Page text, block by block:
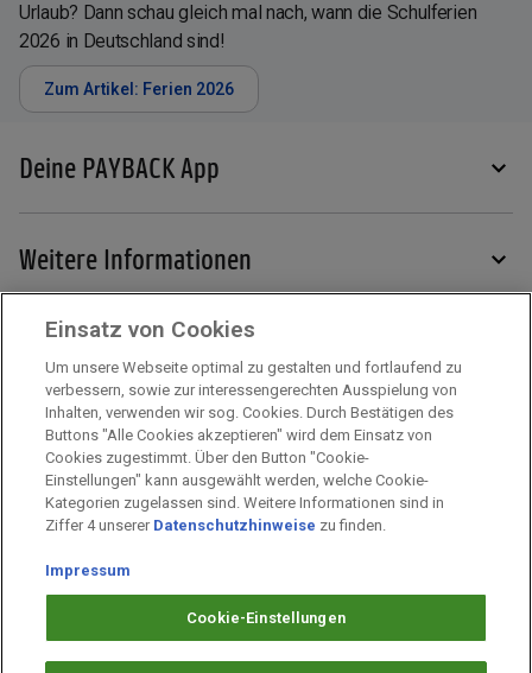
Urlaub? Dann schau gleich mal nach, wann die Schulferien
2026 in Deutschland sind!
Zum Artikel: Ferien 2026
Deine PAYBACK App
Weitere Informationen
Mehr zu PAYBACK
Impressum
Arbeiten bei PAYBACK
Datenschutz
Einsatz von Cookies
Um unsere Webseite optimal zu gestalten und fortlaufend zu
verbessern, sowie zur interessengerechten Ausspielung von
Inhalten, verwenden wir sog. Cookies. Durch Bestätigen des
Buttons "Alle Cookies akzeptieren" wird dem Einsatz von
Cookies zugestimmt. Über den Button "Cookie-
Einstellungen" kann ausgewählt werden, welche Cookie-
Kategorien zugelassen sind. Weitere Informationen sind in
Ziffer 4 unserer Datenschutzhinweise zu finden.
Impressum
Cookie-Einstellungen